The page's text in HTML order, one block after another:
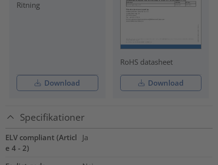
Ritning
Download
RoHS datasheet
Download
Specifikationer
ELV compliant (Articl
e 4 - 2)
Ja